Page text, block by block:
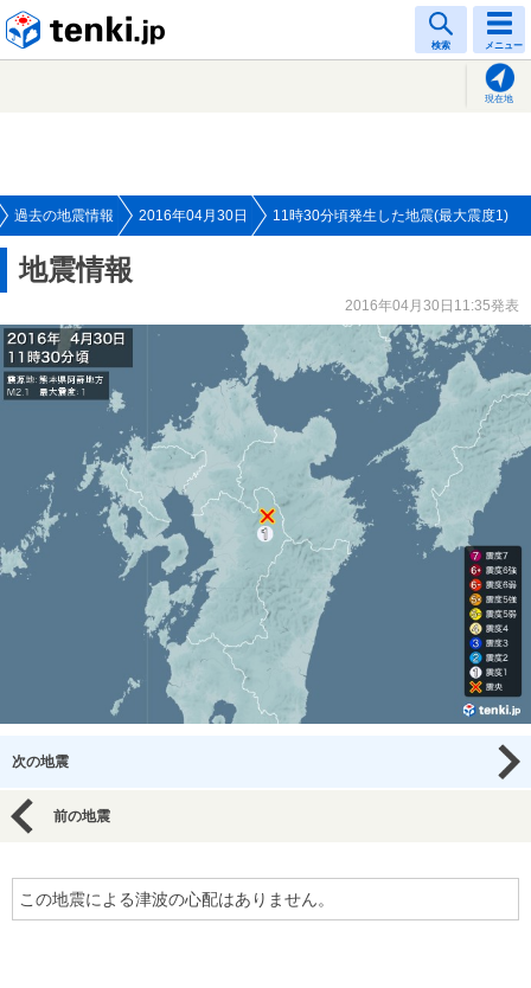
検索 メニュー
現在地
過去の地震情報 2016年04月30日 11時30分頃発生した地震(最大震度1)
地震情報
2016年04月30日11:35発表
次の地震
前の地震
この地震による津波の心配はありません。